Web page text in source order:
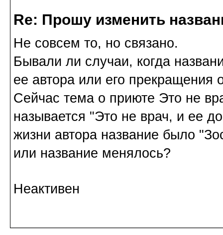
Re: Прошу изменить
Не совсем то, но связано.
Бывали ли случаи, когда
ее автора или его
Сейчас тема о приюте Это не
называется "Это не врач, и ее
жизни автора название было
или название менялось?
Неактивен